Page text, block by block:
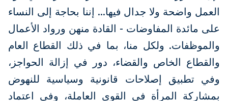
العمل واضحة ولا جدال فيها... إننا بحاجة إلى النساء
على مائدة المفاوضات - القادة منهن ورواد الأعمال
والموظفات. ولكل منا، بما في ذلك القطاع العام
والقطاع الخاص والقضاء، دور في إزالة الحواجز،
وفي تطبيق إصلاحات قانونية وسياسية للنهوض
بمشاركة المرأة في القوى العاملة، وفي اعتماد